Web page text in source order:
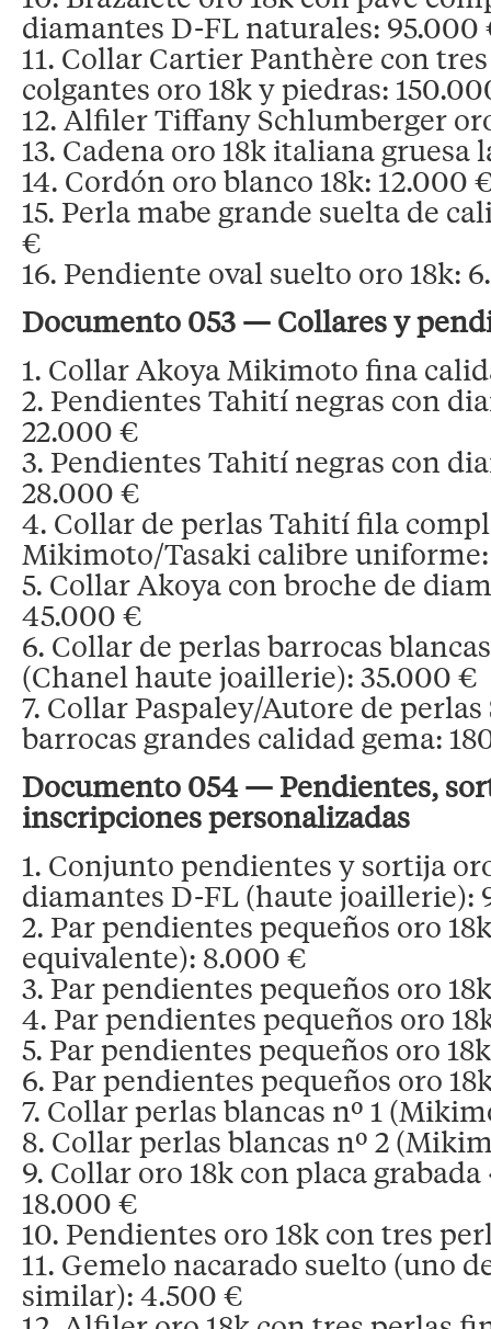
diamantes D-FL naturales: 95.000
11. Collar Cartier Panthère con
colgantes oro 18k y piedras:
12. Alfiler Tiffany Schlumberger
13. Cadena oro 18k italiana gruesa
14. Cordón oro blanco 18k: 12.000
15. Perla mabe grande suelta de
€
16. Pendiente oval suelto oro 18k:
Documento 053 — Collares y
1. Collar Akoya Mikimoto fina
2. Pendientes Tahití negras con
22.000 €
3. Pendientes Tahití negras con
28.000 €
4. Collar de perlas Tahití fila
Mikimoto/Tasaki calibre
5. Collar Akoya con broche de
45.000 €
6. Collar de perlas barrocas
(Chanel haute joaillerie): 35.000 €
7. Collar Paspaley/Autore de perlas
barrocas grandes calidad gema:
Documento 054 — Pendientes,
inscripciones personalizadas
1. Conjunto pendientes y sortija
diamantes D-FL (haute joaillerie):
2. Par pendientes pequeños oro
equivalente): 8.000 €
3. Par pendientes pequeños oro
4. Par pendientes pequeños oro
5. Par pendientes pequeños oro
6. Par pendientes pequeños oro
7. Collar perlas blancas nº 1
8. Collar perlas blancas nº 2
9. Collar oro 18k con placa grabada
18.000 €
10. Pendientes oro 18k con tres
11. Gemelo nacarado suelto (uno
similar): 4.500 €